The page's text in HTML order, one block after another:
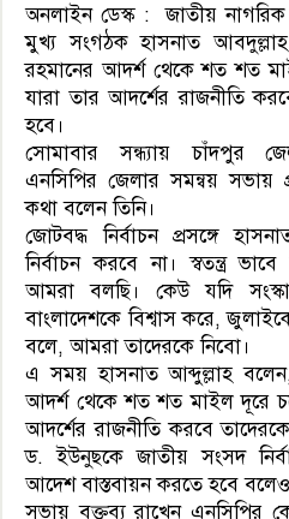
অনলাইন ডেস্ক : জাতীয় নাগরিক
মুখ্য সংগঠক হাসনাত
রহমানের আদর্শ থেকে শত শত
যারা তার আদর্শের রাজনীতি
হবে।
সোমাবার সন্ধ্যায় চাঁদপুর
এনসিপির জেলার সমন্বয় সভায়
কথা বলেন তিনি।
জোটবদ্ধ নির্বাচন প্রসঙ্গে
নির্বাচন করবে না। স্বতন্ত্র
আমরা বলছি। কেউ যদি
বাংলাদেশকে বিশ্বাস করে,
বলে, আমরা তাদেরকে নিবো।
এ সময় হাসনাত আব্দুল্লাহ
আদর্শ থেকে শত শত মাইল দূরে
আদর্শের রাজনীতি করবে
ড. ইউনুছকে জাতীয় সংসদ
আদেশ বাস্তবায়ন করতে হবে বলেও
সভায় বক্তব্য রাখেন এনসিপির